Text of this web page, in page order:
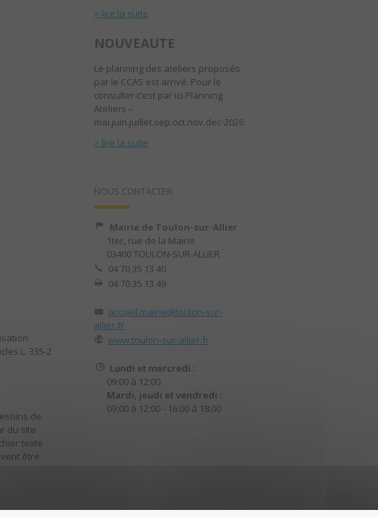
L. 335-2
de
du site
texte
être
> lire la suite
NOUVEAUTE
Le planning des ateliers proposés
par le CCAS est arrivé. Pour le
consulter c’est par ici Planning
Ateliers –
mai.juin.juillet.sep.oct.nov.dec-2026
> lire la suite
NOUS CONTACTER
Mairie de Toulon-sur-Allier
1ter, rue de la Mairie
03400 TOULON-SUR-ALLIER
04 70 35 13 40
04 70 35 13 49
accueil.mairie@toulon-sur-
allier.fr
www.toulon-sur-allier.fr
Lundi et mercredi :
09:00 à 12:00
Mardi, jeudi et vendredi :
09:00 à 12:00 - 16:00 à 18:00